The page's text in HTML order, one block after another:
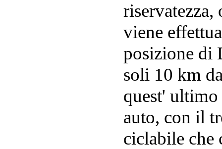
viene
posizione di
soli 10 km
quest'
auto, con il
ciclabile che